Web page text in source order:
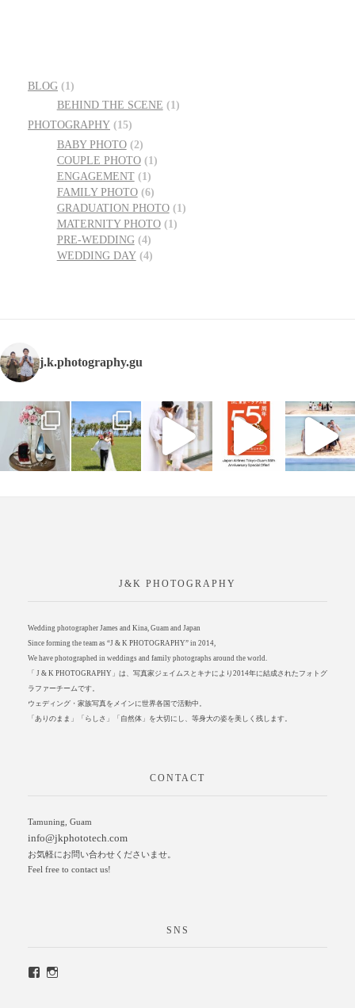
BLOG (1)
BEHIND THE SCENE (1)
PHOTOGRAPHY (15)
BABY PHOTO(2)
COUPLE PHOTO(1)
ENGAGEMENT(1)
FAMILY PHOTO(6)
GRADUATION PHOTO(1)
MATERNITY PHOTO(1)
PRE-WEDDING(4)
WEDDING DAY(4)
j.k.photography.gu
J&K PHOTOGRAPHY
Wedding photographer James and Kina, Guam and Japan
Since forming the team as “J & K PHOTOGRAPHY” in 2014,
We have photographed in weddings and family photographs around the world.
「 J & K PHOTOGRAPHY」は、写真家ジェイムスとキナにより2014年に結成されたフォトグ
ラファーチームです。
ウェディング・家族写真をメインに世界各国で活動中。
「ありのまま」「らしさ」「自然体」を大切にし、等身大の姿を美しく残します。
CONTACT
Tamuning, Guam
info@jkphototech.com
お気軽にお問い合わせくださいませ。
Feel free to contact us!
SNS